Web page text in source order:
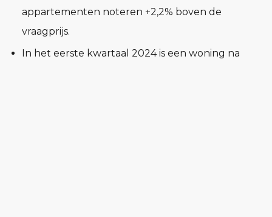
appartementen noteren +2,2% boven de
vraagprijs.
In het eerste kwartaal 2024 is een woning na